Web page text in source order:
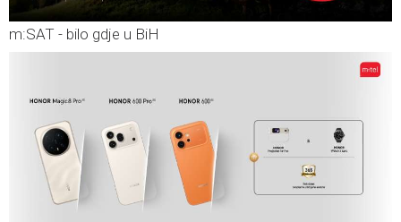
m:SAT - bilo gdje u BiH